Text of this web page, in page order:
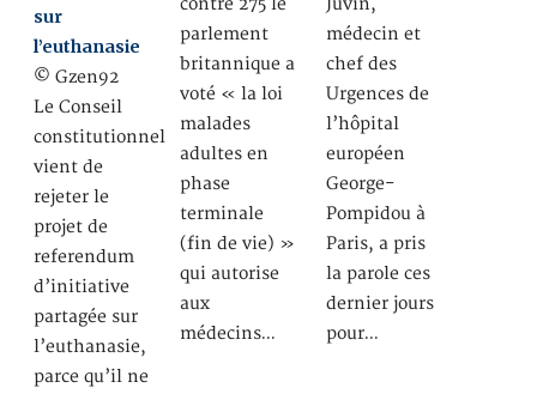
sur
l’euthanasie
© Gzen92
Le Conseil
constitutionnel
vient de
rejeter le
projet de
referendum
d’initiative
partagée sur
l’euthanasie,
parce qu’il ne
contre 275 le
parlement
britannique a
voté « la loi
malades
adultes en
phase
terminale
(fin de vie) »
qui autorise
aux
médecins…
Juvin,
médecin et
chef des
Urgences de
l’hôpital
européen
George-
Pompidou à
Paris, a pris
la parole ces
dernier jours
pour…